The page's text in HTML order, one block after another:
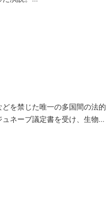
どを禁じた唯一の多国間の法的
ネーブ議定書を受け、生物...